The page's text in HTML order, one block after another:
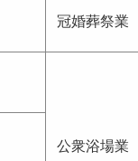
冠婚葬祭業
公衆浴場業